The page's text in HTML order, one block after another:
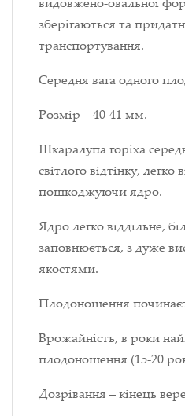
зберігаються та
транспортування.
Середня вага одного
Розмір – 40-41 мм.
Шкаралупа горіха
світлого відтінку, легко
пошкоджуючи ядро.
Ядро легко віддільне,
заповнюється, з дуже
якостями.
Плодоношення
Врожайність, в роки
плодоношення (15-20
Дозрівання – кінець